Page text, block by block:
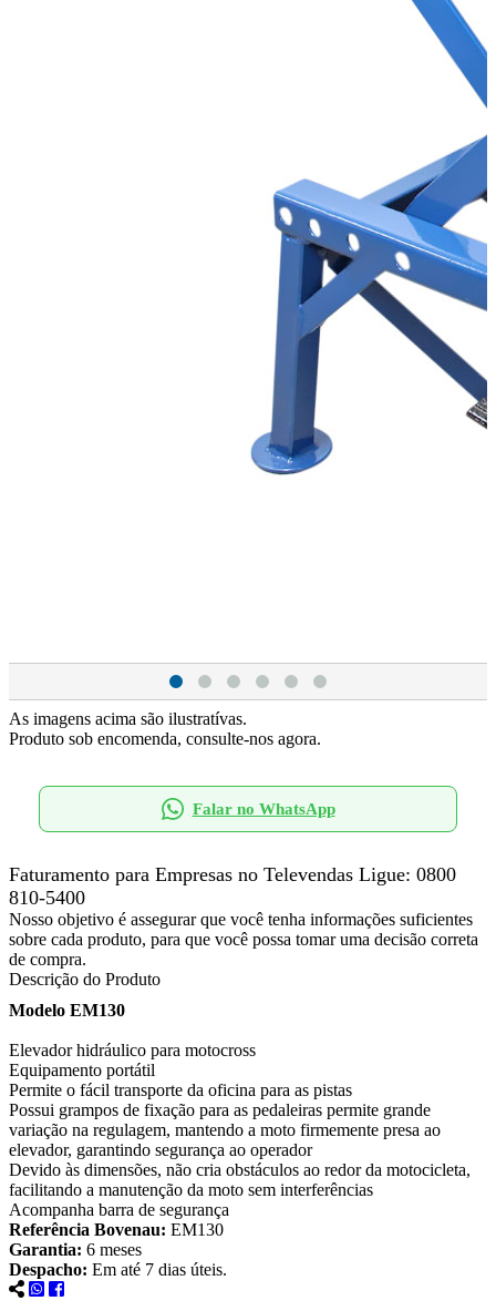
As imagens acima são ilustratívas.
Produto sob encomenda, consulte-nos agora.
Falar no WhatsApp
Faturamento para Empresas no Televendas Ligue: 0800
810-5400
Nosso objetivo é assegurar que você tenha informações suficientes
sobre cada produto, para que você possa tomar uma decisão correta
de compra.
Descrição do Produto
Modelo EM130
Elevador hidráulico para motocross
Equipamento portátil
Permite o fácil transporte da oficina para as pistas
Possui grampos de fixação para as pedaleiras permite grande
variação na regulagem, mantendo a moto firmemente presa ao
elevador, garantindo segurança ao operador
Devido às dimensões, não cria obstáculos ao redor da motocicleta,
facilitando a manutenção da moto sem interferências
Acompanha barra de segurança
Referência Bovenau: EM130
Garantia: 6 meses
Despacho: Em até 7 dias úteis.